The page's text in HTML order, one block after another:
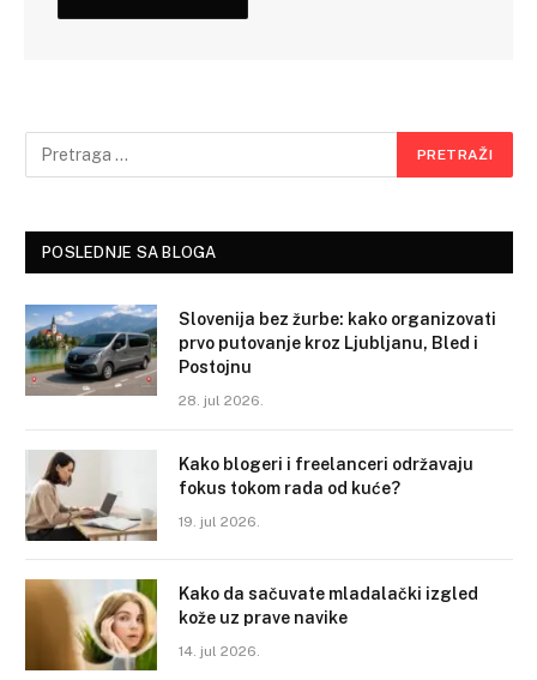
POSLEDNJE SA BLOGA
Slovenija bez žurbe: kako organizovati
prvo putovanje kroz Ljubljanu, Bled i
Postojnu
28. jul 2026.
Kako blogeri i freelanceri održavaju
fokus tokom rada od kuće?
19. jul 2026.
Kako da sačuvate mladalački izgled
kože uz prave navike
14. jul 2026.